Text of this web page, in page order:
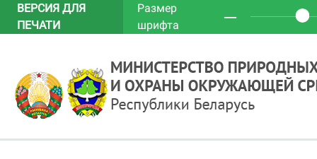
ВЕРСИЯ ДЛЯ
ПЕЧАТИ
Размер
шрифта
─